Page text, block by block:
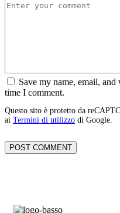
Save my name, email,
time I comment.
Questo sito è protetto da
ai Termini di utilizzo di Google.